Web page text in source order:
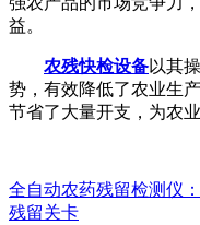
益。
农残快检设备以其
势，有效降低了农业生
节省了大量开支，为农
全自动农药残留检测仪
残留关卡